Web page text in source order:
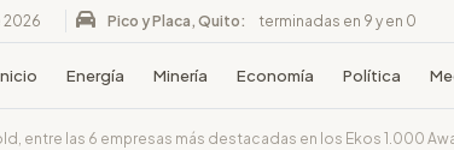
2026 Pico y Placa, Quito: terminadas en 9 y en 0
Energía Minería Economía Política
entre las 6 empresas más destacadas en los Ekos 1.000